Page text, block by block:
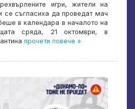
игри, жители на
се съгласиха да проведат мач
в календара в началото на
сряда, 21 октомври, в
прочети повече »